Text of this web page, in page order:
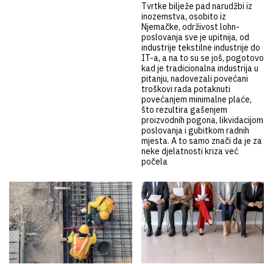
Tvrtke bilježe pad narudžbi iz
inozemstva, osobito iz
Njemačke, održivost lohn-
poslovanja sve je upitnija, od
industrije tekstilne industrije do
IT-a, a na to su se još, pogotovo
kad je tradicionalna industrija u
pitanju, nadovezali povećani
troškovi rada potaknuti
povećanjem minimalne plaće,
što rezultira gašenjem
proizvodnih pogona, likvidacijom
poslovanja i gubitkom radnih
mjesta. A to samo znači da je za
neke djelatnosti kriza već
počela